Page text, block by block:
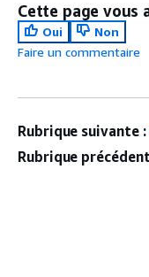
Cette page vous
Oui
Non
Faire un commentaire
Rubrique suivante :
Rubrique